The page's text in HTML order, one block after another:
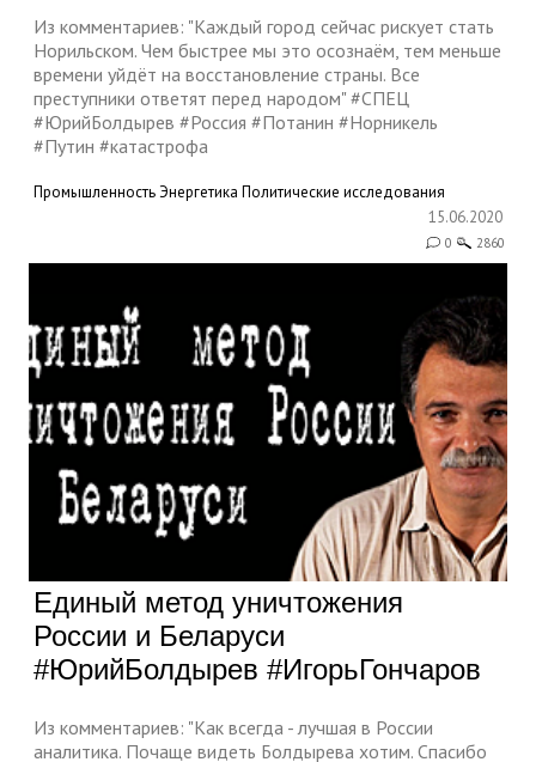
Из комментариев: "Каждый город сейчас рискует стать
Норильском. Чем быстрее мы это осознаём, тем меньше
времени уйдёт на восстановление страны. Все
преступники ответят перед народом" #СПЕЦ
#ЮрийБолдырев #Россия #Потанин #Норникель
#Путин #катастрофа
ПромышленностьЭнергетика Политические исследования
15.06.2020
0 2860
Единый метод уничтожения
России и Беларуси
#ЮрийБолдырев #ИгорьГончаров
Из комментариев: "Как всегда - лучшая в России
аналитика. Почаще видеть Болдырева хотим. Спасибо